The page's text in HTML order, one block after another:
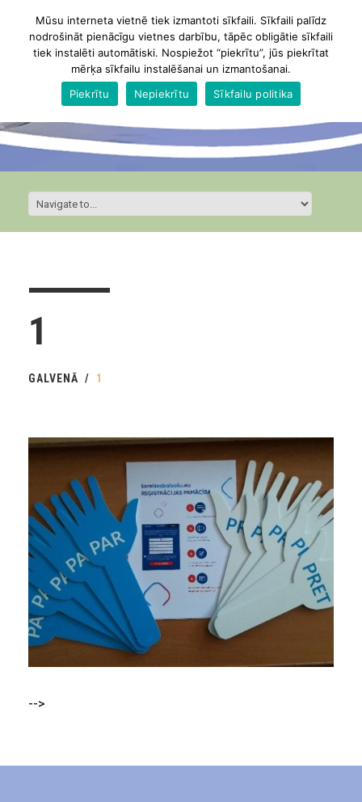
1
GALVENĀ 1
-->
Mūsu interneta vietnē tiek izmantoti sīkfaili. Sīkfaili palīdz
nodrošināt pienācīgu vietnes darbību, tāpēc obligātie sīkfaili
tiek instalēti automātiski. Nospiežot “piekrītu”, jūs piekrītat
mērķa sīkfailu instalēšanai un izmantošanai.
Piekrītu
Nepiekrītu Sīkfailu politika